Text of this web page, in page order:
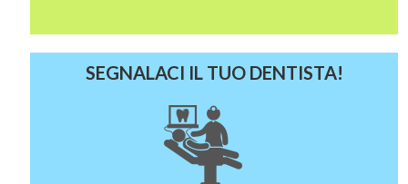
SEGNALACI IL TUO DENTISTA!